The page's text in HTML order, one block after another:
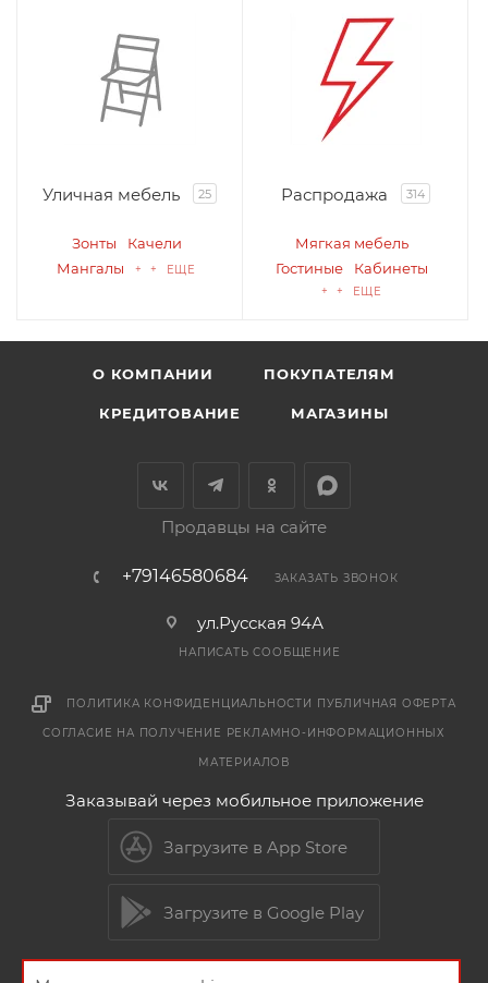
Уличная мебель 25
Зонты
Качели
Мангалы
+ + ЕЩЕ
Распродажа 314
Мягкая мебель
Гостиные
Кабинеты
+ + ЕЩЕ
О КОМПАНИИ ПОКУПАТЕЛЯМ
КРЕДИТОВАНИЕ МАГАЗИНЫ
Продавцы на сайте
+79146580684 ЗАКАЗАТЬ ЗВОНОК
ул.Русская 94А
НАПИСАТЬ СООБЩЕНИЕ
ПОЛИТИКА КОНФИДЕНЦИАЛЬНОСТИ ПУБЛИЧНАЯ ОФЕРТА
СОГЛАСИЕ НА ПОЛУЧЕНИЕ РЕКЛАМНО-ИНФОРМАЦИОННЫХ
МАТЕРИАЛОВ
Заказывай через мобильное приложение
Загрузите в App Store
Загрузите в Google Play